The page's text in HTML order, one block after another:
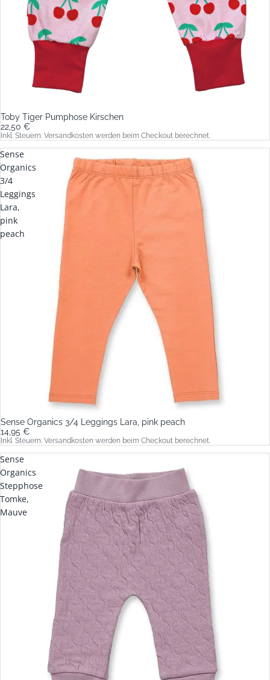
Toby Tiger Pumphose Kirschen
22,50 €
Inkl. Steuern. Versandkosten werden beim Checkout berechnet.
Sense
Organics
3/4
Leggings
Lara,
pink
peach
Sense Organics 3/4 Leggings Lara, pink peach
14,95 €
Inkl. Steuern. Versandkosten werden beim Checkout berechnet.
Sense
Organics
Stepphose
Tomke,
Mauve